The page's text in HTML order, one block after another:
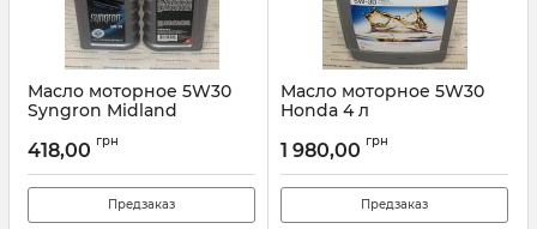
Масло моторное 5W30
Syngron Midland
418,00 грн
Предзаказ
Масло моторное 5W30
Honda 4 л
Артикул: 08232P99C4LHE
1 980,00 грн
Предзаказ